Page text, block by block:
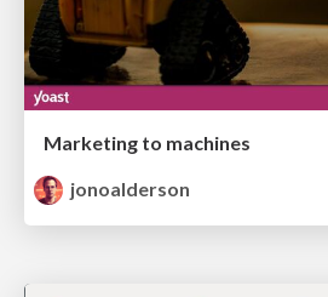
Marketing to machines
jonoalderson